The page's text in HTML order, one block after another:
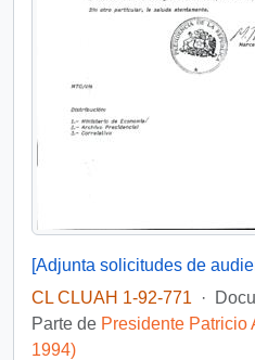
[Adjunta solicitudes de
CL CLUAH 1-92-771
·
Parte de Presidente Patricio
1994)